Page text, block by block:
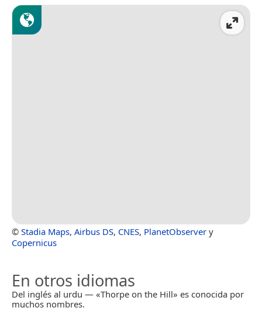
© Stadia Maps, Airbus DS, CNES, PlanetObserver y
Copernicus
En otros idiomas
Del inglés al urdu — «Thorpe on the Hill» es conocida por
muchos nombres.